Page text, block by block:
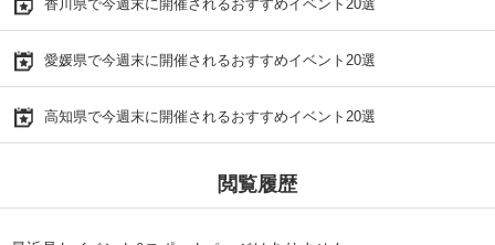
香川県で今週末に開催されるおすすめイベント20選
愛媛県で今週末に開催されるおすすめイベント20選
高知県で今週末に開催されるおすすめイベント20選
閲覧履歴